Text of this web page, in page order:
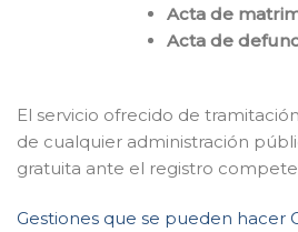
Acta de
Acta de
El servicio ofrecido de
de cualquier administración
gratuita ante el registro
Gestiones que se pueden hacer